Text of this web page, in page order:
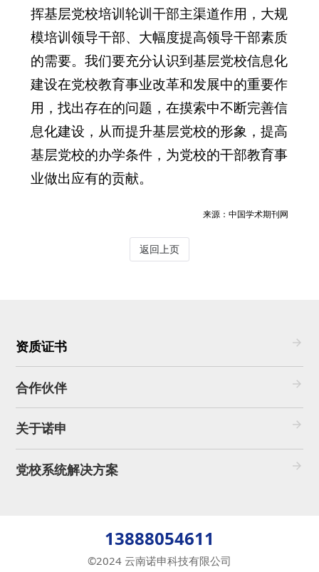
挥基层党校培训轮训干部主渠道作用，大规
模培训领导干部、大幅度提高领导干部素质
的需要。我们要充分认识到基层党校信息化
建设在党校教育事业改革和发展中的重要作
用，找出存在的问题，在摸索中不断完善信
息化建设，从而提升基层党校的形象，提高
基层党校的办学条件，为党校的干部教育事
业做出应有的贡献。
来源：中国学术期刊网
返回上页
资质证书
合作伙伴
关于诺申
党校系统解决方案
13888054611
©2024 云南诺申科技有限公司